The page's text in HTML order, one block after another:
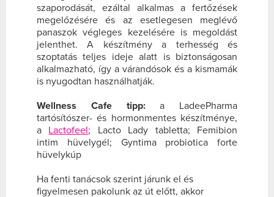
szaporodását, ezáltal alkalmas a fertőzések
megelőzésére és az esetlegesen meglévő
panaszok végleges kezelésére is megoldást
jelenthet. A készítmény a terhesség és
szoptatás teljes ideje alatt is biztonságosan
alkalmazható, így a várandósok és a kismamák
is nyugodtan használhatják.
Wellness Cafe tipp:a LadeePharma
tartósítószer- és hormonmentes készítménye,
a Lactofeel; Lacto Lady tabletta; Femibion
intim hüvelygél; Gyntima probiotica forte
hüvelykúp
Ha fenti tanácsok szerint járunk el és
figyelmesen pakolunk az út előtt, akkor